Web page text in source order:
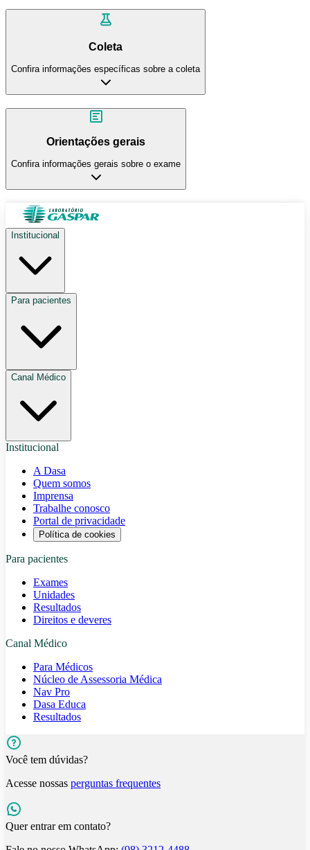
Coleta
Confira informações específicas sobre a coleta
Orientações gerais
Confira informações gerais sobre o exame
Institucional
Para pacientes
Canal Médico
Institucional
A Dasa
Quem somos
Imprensa
Trabalhe conosco
Portal de privacidade
Política de cookies
Para pacientes
Exames
Unidades
Resultados
Direitos e deveres
Canal Médico
Para Médicos
Núcleo de Assessoria Médica
Nav Pro
Dasa Educa
Resultados
Você tem dúvidas?
Acesse nossas perguntas frequentes
Quer entrar em contato?